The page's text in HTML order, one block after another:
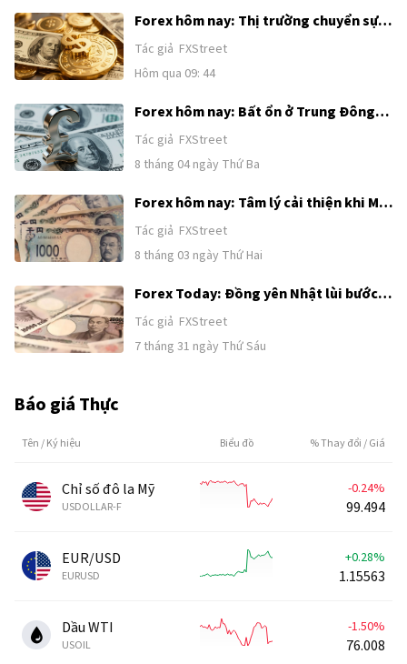
Forex hôm nay: Thị trường chuyển sự
chú ý từ Trung Đông sang Bảng lương
phi nông nghiệp của Mỹ
Tác giả FXStreet
Hôm qua 09: 44
Forex hôm nay: Bất ổn ở Trung Đông
tiếp tục hỗ trợ USD trước loạt dữ liệu
tiếp theo của Mỹ
Tác giả FXStreet
8 tháng 04 ngày Thứ Ba
Forex hôm nay: Tâm lý cải thiện khi Mỹ
và Iran nối lại nỗ lực tìm kiếm giải pháp
ngoại giao
Tác giả FXStreet
8 tháng 03 ngày Thứ Hai
Forex Today: Đồng yên Nhật lùi bước
sau khi tăng mạnh nhờ nghi ngờ can
thiệp, BoJ giữ nguyên chính sách
Tác giả FXStreet
7 tháng 31 ngày Thứ Sáu
Báo giá Thực
Tên / Ký hiệu Biểu đồ % Thay đổi / Giá
Chỉ số đô la Mỹ
USDOLLAR-F
-0.24%
99.494
EUR/USD
EURUSD
+0.28%
1.15563
Dầu WTI
USOIL
-1.50%
76.008